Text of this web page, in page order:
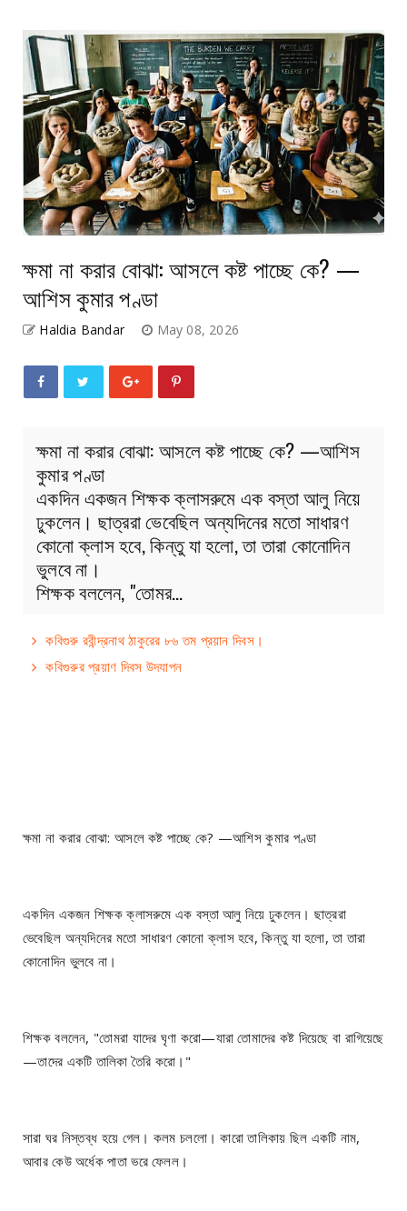
ক্ষমা না করার বোঝা: আসলে কষ্ট পাচ্ছে কে? —
আশিস কুমার পণ্ডা
Haldia Bandar May 08, 2026
ক্ষমা না করার বোঝা: আসলে কষ্ট পাচ্ছে কে? —আশিস
কুমার পণ্ডা
একদিন একজন শিক্ষক ক্লাসরুমে এক বস্তা আলু নিয়ে
ঢুকলেন। ছাত্ররা ভেবেছিল অন্যদিনের মতো সাধারণ
কোনো ক্লাস হবে, কিন্তু যা হলো, তা তারা কোনোদিন
ভুলবে না।
শিক্ষক বললেন, "তোমর…
কবিগুরু রবীন্দ্রনাথ ঠাকুরের ৮৬ তম প্রয়ান দিবস।
কবিগুরুর প্রয়াণ দিবস উদযাপন
ক্ষমা না করার বোঝা: আসলে কষ্ট পাচ্ছে কে? —আশিস কুমার পণ্ডা
একদিন একজন শিক্ষক ক্লাসরুমে এক বস্তা আলু নিয়ে ঢুকলেন। ছাত্ররা
ভেবেছিল অন্যদিনের মতো সাধারণ কোনো ক্লাস হবে, কিন্তু যা হলো, তা তারা
কোনোদিন ভুলবে না।
শিক্ষক বললেন, "তোমরা যাদের ঘৃণা করো—যারা তোমাদের কষ্ট দিয়েছে বা রাগিয়েছে
—তাদের একটি তালিকা তৈরি করো।"
সারা ঘর নিস্তব্ধ হয়ে গেল। কলম চললো। কারো তালিকায় ছিল একটি নাম,
আবার কেউ অর্ধেক পাতা ভরে ফেলল।